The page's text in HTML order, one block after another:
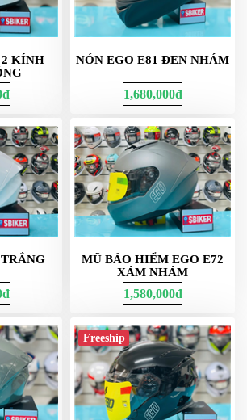
2 KÍNH
NÓN EGO E81 ĐEN NHÁM
1,680,000đ
MŨ BẢO HIỂM EGO E72
XÁM NHÁM
1,580,000đ
Freeship